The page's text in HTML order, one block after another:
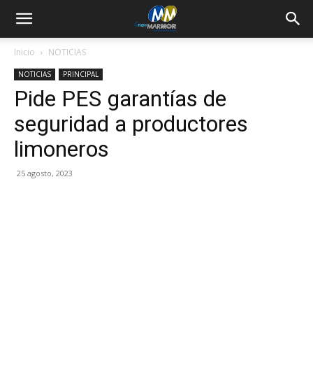
Inicio NOTICIAS
NOTICIAS PRINCIPAL
Pide PES garantías de
seguridad a productores
limoneros
25 agosto, 2023